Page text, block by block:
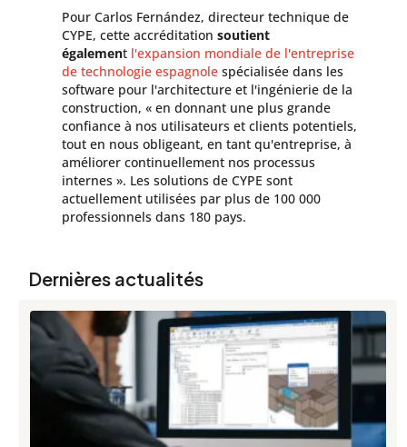
Pour Carlos Fernández, directeur technique de
CYPE, cette accréditation soutient
égalementl'expansion mondiale de l'entreprise
de technologie espagnole spécialisée dans les
software pour l'architecture et l'ingénierie de la
construction, « en donnant une plus grande
confiance à nos utilisateurs et clients potentiels,
tout en nous obligeant, en tant qu'entreprise, à
améliorer continuellement nos processus
internes ». Les solutions de CYPE sont
actuellement utilisées par plus de 100 000
professionnels dans 180 pays.
Dernières actualités